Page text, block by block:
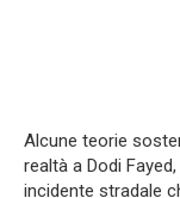
Alcune teorie
realtà a Dodi
incidente stradale